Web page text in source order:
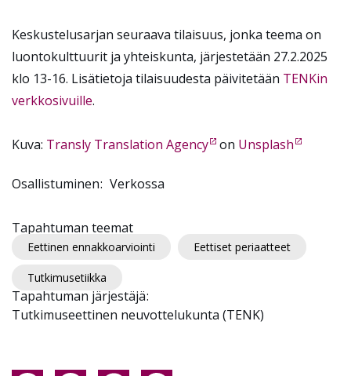
Keskustelusarjan seuraava tilaisuus, jonka teema on
luontokulttuurit ja yhteiskunta, järjestetään 27.2.2025
klo 13-16. Lisätietoja tilaisuudesta päivitetään TENKin
verkkosivuille.
Kuva: Transly Translation Agency on Unsplash
Osallistuminen Verkossa
Tapahtuman teemat
Eettinen ennakkoarviointi Eettiset periaatteet
Tutkimusetiikka
Tapahtuman järjestäjä
Tutkimuseettinen neuvottelukunta (TENK)